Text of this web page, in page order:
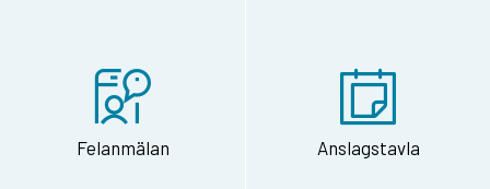
Felanmälan Anslagstavla